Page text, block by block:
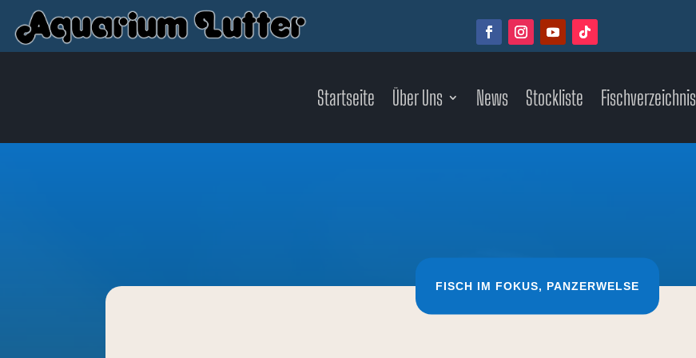
Startseite Über Uns News Stockliste Fischverzeichnis
FISCH IM FOKUS PANZERWELSE